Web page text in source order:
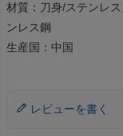
材質：刀身/ステンレ
ンレス鋼
生産国：中国
レビューを書く